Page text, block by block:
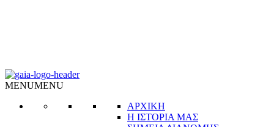
MENUMENU
ΑΡΧΙΚΗ
Η ΙΣΤΟΡΙΑ ΜΑΣ